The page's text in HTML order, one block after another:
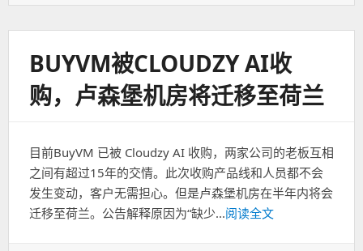
1
大
存
无
量
BUYVM被CLOUDZY AI收
购，卢森堡机房将迁移至荷兰
目前BuyVM 已被 Cloudzy AI 收购，两家公司的老板互相
之间有超过15年的交情。此次收购产品线和人员都不会
发生变动，客户无需担心。但是卢森堡机房在半年内将会
迁移至荷兰。公告解释原因为“缺少...阅读全文